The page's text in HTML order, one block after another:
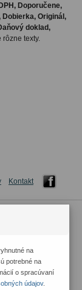
Doporučene,
Dobierka, Originál,
doklad,
texty.
Kontakt
na
potrebné na
o spracúvaní
údajov.